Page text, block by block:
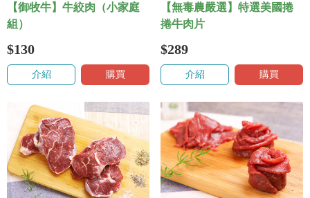
【御牧牛】牛絞肉（小家庭
組）
$130
介紹 購買
【無毒農嚴選】特選美國捲
捲牛肉片
$289
介紹 購買